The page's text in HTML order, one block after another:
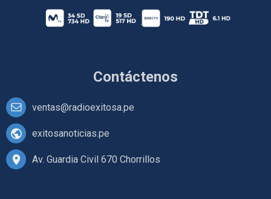
Contáctenos
ventas@radioexitosa.pe
exitosanoticias.pe
Av. Guardia Civil 670 Chorrillos